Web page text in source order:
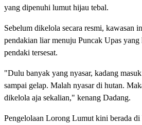
yang dipenuhi lumut hijau tebal.
Sebelum dikelola secara resmi, kawasan
pendakian liar menuju Puncak Upas yang
pendaki tersesat.
"Dulu banyak yang nyasar, kadang
sampai gelap. Malah nyasar di hutan.
dikelola aja sekalian," kenang Dadang.
Pengelolaan Lorong Lumut kini berada di